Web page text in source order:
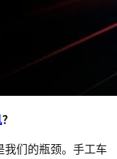
？
们的瓶颈。手工车